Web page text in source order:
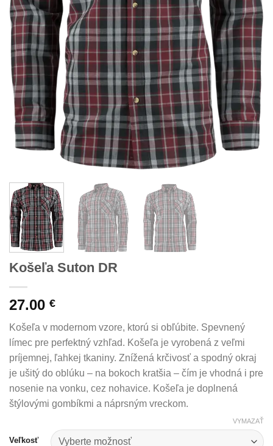
Košeľa Suton DR
27.00 €
Košeľa v modernom vzore, ktorú si obľúbite. Spevnený
límec pre perfektný vzhľad. Košeľa je vyrobená z veľmi
príjemnej, ľahkej tkaniny. Znížená krčivosť a spodný okraj
je ušitý do oblúku – na bokoch kratšia – čím je vhodná i pre
nosenie na vonku, cez nohavice. Košeľa je doplnená
štýlovými gombíkmi a náprsným vreckom.
Veľkosť
VYMAZAŤ